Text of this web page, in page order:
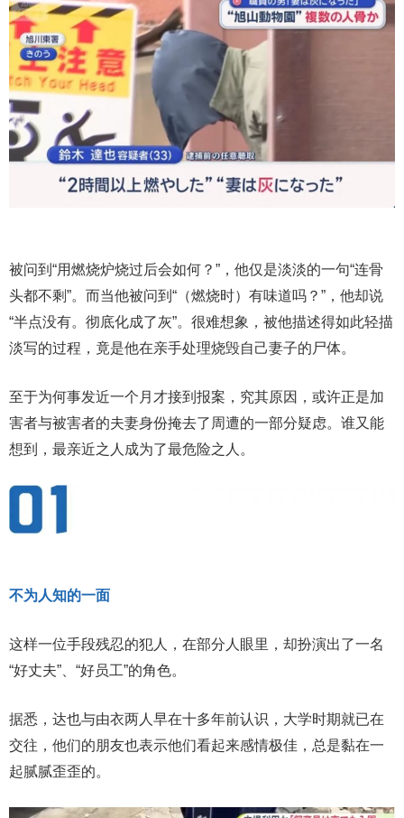
被问到“用燃烧炉烧过后会如何？”，他仅是淡淡的一句“连骨
头都不剩”。而当他被问到“（燃烧时）有味道吗？”，他却说
“半点没有。彻底化成了灰”。很难想象，被他描述得如此轻描
淡写的过程，竟是他在亲手处理烧毁自己妻子的尸体。
至于为何事发近一个月才接到报案，究其原因，或许正是加
害者与被害者的夫妻身份掩去了周遭的一部分疑虑。谁又能
想到，最亲近之人成为了最危险之人。
不为人知的一面
这样一位手段残忍的犯人，在部分人眼里，却扮演出了一名
“好丈夫”、“好员工”的角色。
据悉，达也与由衣两人早在十多年前认识，大学时期就已在
交往，他们的朋友也表示他们看起来感情极佳，总是黏在一
起腻腻歪歪的。